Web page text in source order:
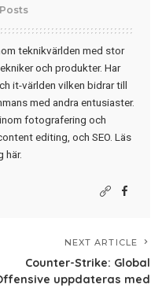
teknikvärlden med stor
och produkter. Har
it-världen vilken bidrar till
med andra entusiaster.
fotografering och
editing, och SEO. Läs
här.
NEXT ARTICLE
Counter-Strike: Global
uppdateras med